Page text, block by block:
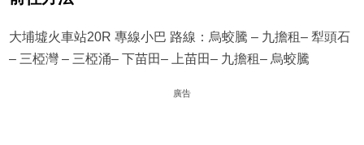
大埔墟火車站20R 專線小巴 路線：烏蛟騰 – 九擔租– 犁頭石
– 三椏灣 – 三椏涌– 下苗田– 上苗田– 九擔租– 烏蛟騰
廣告